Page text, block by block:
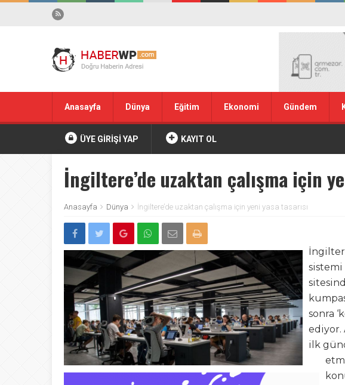
Anasayfa Dünya Eğitim Ekonomi Gündem
ÜYE GİRİŞİ YAP KAYIT OL
İngiltere’de uzaktan çalışma için
Anasayfa Dünya İngiltere’de uzaktan çalışma için yeni yasa tasarısı
sistemi
sonra
ediyor.
ilk